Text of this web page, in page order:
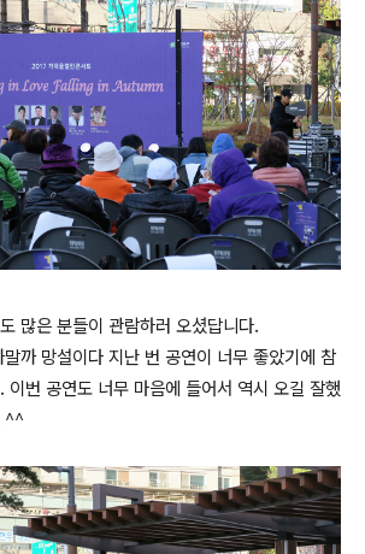
많은 분들이 관람하러 오셨답니다.
까 망설이다 지난 번 공연이 너무 좋았기에 참
이번 공연도 너무 마음에 들어서 역시 오길 잘했
^^